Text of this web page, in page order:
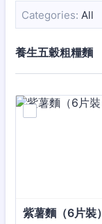
Categories: All
養生五穀粗糧麵
紫薯麵（6片裝）